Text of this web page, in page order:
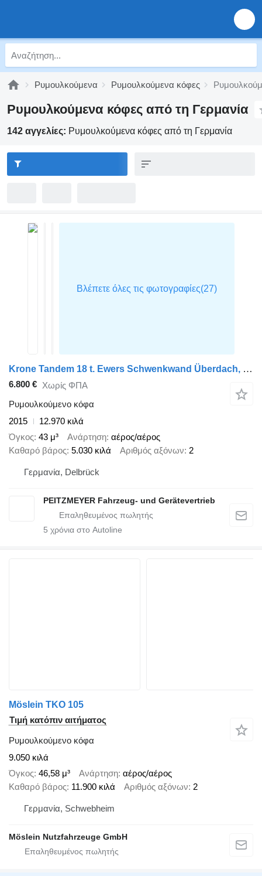
Ρυμουλκούμενα Ρυμουλκούμενα κόφες
Ρυμουλκούμενα κόφες από τη Γερμανία
142 αγγελίες: Ρυμουλκούμενα κόφες από τη Γερμανία
Krone Tandem 18 t. Ewers Schwenkwand Überdach, Hecktüren tiefgekuppel
6.800 € Χωρίς ΦΠΑ
Ρυμουλκούμενο κόφα
2015
12.970 κιλά
Όγκος 43 μ³ Ανάρτηση αέρος/αέρος
Καθαρό βάρος 5.030 κιλά Αριθμός αξόνων 2
Γερμανία, Delbrück
PEITZMEYER Fahrzeug- und Gerätevertrieb
5 χρόνια στο Autoline
Möslein TKO 105
Τιμή κατόπιν αιτήματος
Ρυμουλκούμενο κόφα
9.050 κιλά
Όγκος 46,58 μ³ Ανάρτηση αέρος/αέρος
Καθαρό βάρος 11.900 κιλά Αριθμός αξόνων 2
Γερμανία, Schwebheim
Möslein Nutzfahrzeuge GmbH